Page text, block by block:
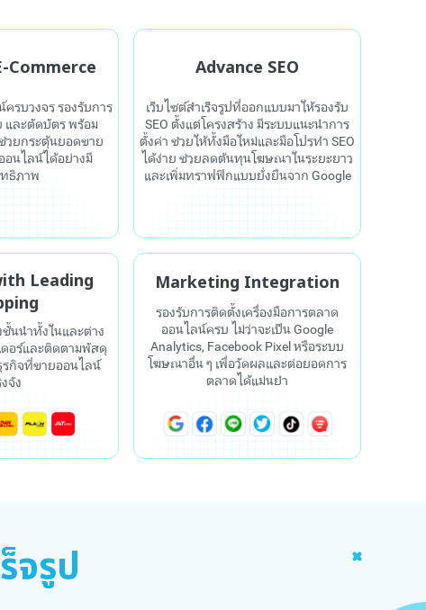
Commerce
รบวงจร รองรับการ
และตัดบัตร พร้อม
วยกระตุ้นยอดขาย
อนไลน์ได้อย่างมี
ธิภาพ
Advance SEO
เว็บไซต์สำเร็จรูปที่ออกแบบมาให้รองรับ
SEO ตั้งแต่โครงสร้าง มีระบบแนะนำการ
ตั้งค่า ช่วยให้ทั้งมือใหม่และมือโปรทำ SEO
ได้ง่าย ช่วยลดต้นทุนโฆษณาในระยะยาว
และเพิ่มทราฟฟิกแบบยั่งยืนจาก Google
Leading
นนำทั้งในและต่าง
ดอร์และติดตามพัสดุ
รกิจที่ขายออนไลน์
จัง
Marketing Integration
รองรับการติดตั้งเครื่องมือการตลาด
ออนไลน์ครบ ไม่ว่าจะเป็น Google
Analytics, Facebook Pixel หรือระบบ
โฆษณาอื่น ๆ เพื่อวัดผลและต่อยอดการ
ตลาดได้แม่นยำ
จรูป